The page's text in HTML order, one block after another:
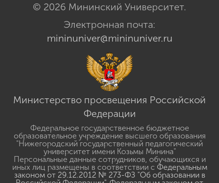
© 2026 Мининский Университет.
Электронная почта:
mininuniver@mininuniver.ru
Министерство просвещения Российской
Федерации
Федеральное государственное бюджетное
образовательное учреждение высшего образования
"Нижегородский государственный педагогический
университет имени Козьмы Минина"
Персональные данные сотрудников, обучающихся и
иных лиц размещены в соответствии с Федеральным
законом от 29.12.2012 № 273-ФЗ "Об образовании в